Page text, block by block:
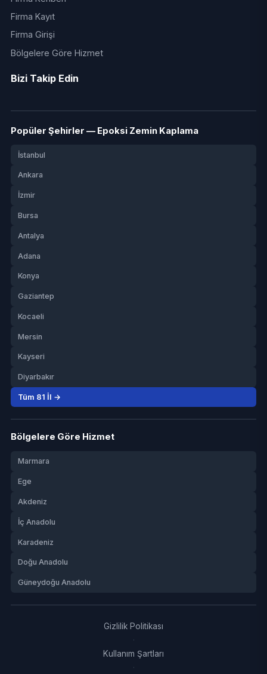
Firma Kayıt
Firma Girişi
Bölgelere Göre Hizmet
Bizi Takip Edin
Popüler Şehirler — Epoksi Zemin Kaplama
İstanbul
Ankara
İzmir
Bursa
Antalya
Adana
Konya
Gaziantep
Kocaeli
Mersin
Kayseri
Diyarbakır
Tüm 81 İl →
Bölgelere Göre Hizmet
Marmara
Ege
Akdeniz
İç Anadolu
Karadeniz
Doğu Anadolu
Güneydoğu Anadolu
Gizlilik Politikası
·
Kullanım Şartları
·